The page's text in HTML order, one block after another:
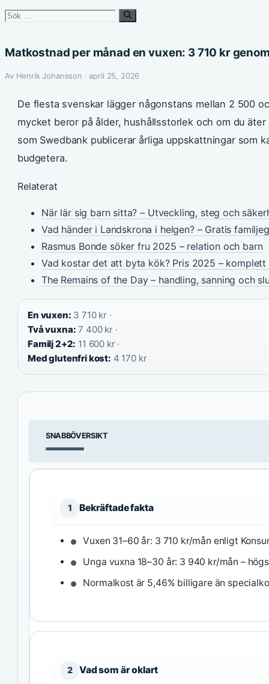
Sök
Matkostnad per månad en vuxen: 3 710 kr
Av Henrik Johansson · april 25, 2026
De flesta svenskar lägger någonstans mellan 2 500
mycket beror på ålder, hushållsstorlek och om du
som Swedbank publicerar årliga uppskattningar som
budgetera.
Relaterat
När lär sig barn sitta? – Utveckling, steg och
Vad händer i Landskrona i helgen? – Gratis
Rasmus Bonde söker fru 2025 – relation och barn
Vad kostar det att byta kök? Pris 2025 –
The Remains of the Day – handling, sanning och
En vuxen: 3 710 kr ·
Två vuxna: 7 400 kr ·
Familj 2+2: 11 600 kr ·
Med glutenfri kost: 4 170 kr
SNABBÖVERSIKT
1 Bekräftade fakta
Vuxen 31–60 år: 3 710 kr/mån enligt
Unga vuxna 18–30 år: 3 940 kr/mån –
Normalkost är 5,46% billigare än
2 Vad som är oklart